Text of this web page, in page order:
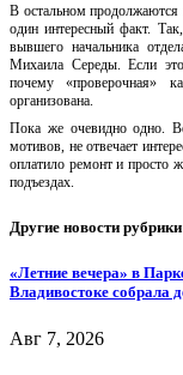
В остальном продолжаются
один интересный факт.
вывшего начальника
Михаила Середы.
Если
почему «проверочная»
организована
Пока же очевидно одно.
мотивов, не отвечает
оплатило ремонт и просто
подъездах.
Другие новости рубрики
«Летние вечера» в
Владивостоке собрала
Авг 7, 2026